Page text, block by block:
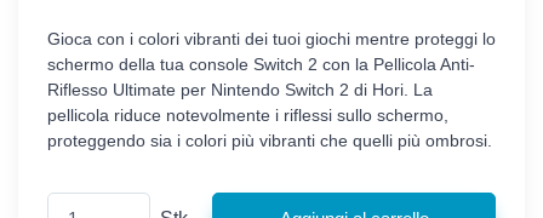
Gioca con i colori vibranti dei tuoi giochi mentre proteggi lo
schermo della tua console Switch 2 con la Pellicola Anti-
Riflesso Ultimate per Nintendo Switch 2 di Hori. La
pellicola riduce notevolmente i riflessi sullo schermo,
proteggendo sia i colori più vibranti che quelli più ombrosi.